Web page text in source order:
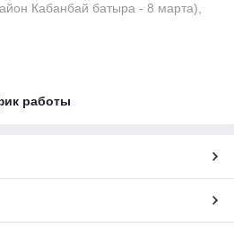
Кабанбай батыра - 8 марта),
работы